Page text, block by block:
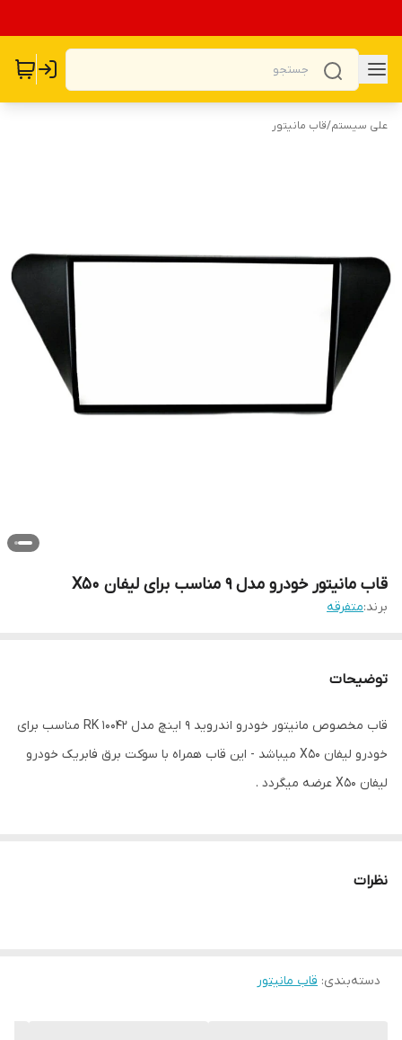
علی سیستم/قاب مانیتور
قاب مانیتور خودرو مدل 9 مناسب برای لیفان X50
برند:متفرقه
توضیحات
قاب مخصوص مانیتور خودرو اندروید 9 اینچ مدل RK 10042 مناسب برای
خودرو لیفان X50 میباشد - این قاب همراه با سوکت برق فابریک خودرو
لیفان X50 عرضه میگردد .
نظرات
دسته‌بندی: قاب مانیتور